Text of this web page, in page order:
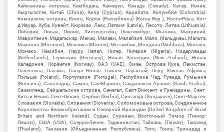
Каймановы острова, Камбоджа, Камерун, Канада (Canada), Катар, Кения,
Кыргызстан, Китай (China), Кипр (Cyprus), Кирибати, Колумбия (Colombia),
Коморские острова, Конго, Корея (Республика) (Korea Rep.), Коста-Рика, Кот-
д'Ивуар, Куба, Кувейт, Кюрасао, Лаос, Латвия (Latvia), Лесото, Литва (Lithuania),
Либерия, Ливан, Ливия, Лихтенштейн, Люксембург, Мьянма, Маврикий,
Мавритания, Мадагаскар, Макао, Малави, Малайзия, Мали, Мальдивы, Мальта,
Марокко (Morocco), Мексика (Mexico), Мозамбик, Молдова (Moldova), Монако,
Монако, Намибия, Науру, Непал, Нигер, Нигерия (Nigeria), Нидерланды
(Netherlands), Германия (Germany), Новая Зеландия (New Zealand), Новая
Каледония, Норвегия (Norway), ОАЭ (UAE), Оман, Острова Кука, Пакистан,
Палестина, Панама, Папуа Новая Гвинея, Парагвай, Перу, Южная Африка,
Польша (Poland), Португалия (Portugal), Республика Чад, Руанда, Румыния
(Romania), Сальвадор, Самоа, Сан-Марино, Саудовская Аравия (Saudi Arabia),
Свазиленд, Сейшельские острова, Сенегал, Сент-Винсент и Гренадины, Сент-
Китс и Невис, Сент-Люсия, Сербия (Serbia), Сингапур (Singapore), Синт-Мартен,
Словакия (Slovakia), Словения (Slovenia), Соломоновые острова, Соединенное
Королевство Великобритании и Северной Ирландии (United Kingdom of Great
Britain and Northern Ireland), Судан, Суринам, Восточный Тимор (Тимор-
Лешти), США (USA), Сьерра-Леоне, Таджикистан, Тайвань (Taiwan), Таиланд
(Thailand), Танзания (Объединенная Республика), Того, Тонга, Тринидад и